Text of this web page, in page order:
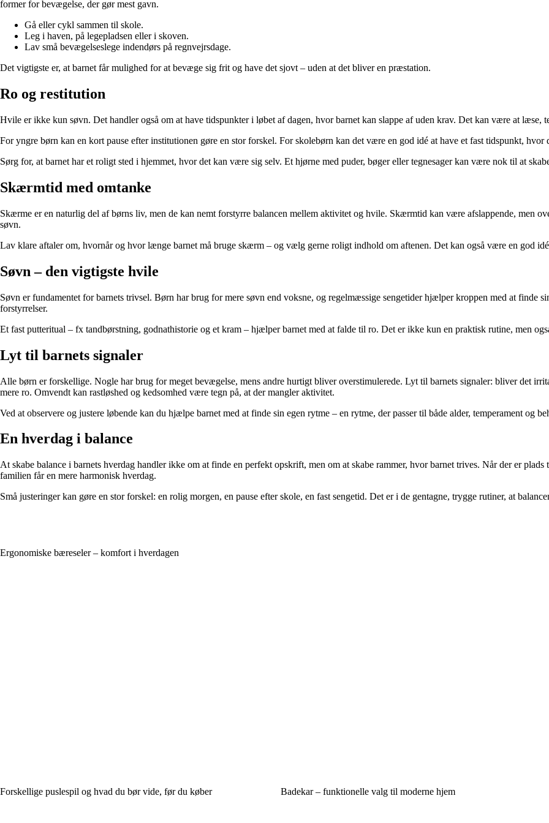
former for bevægelse, der gør mest gavn.
Gå eller cykl sammen til skole.
Leg i haven, på legepladsen eller i skoven.
Lav små bevægelseslege indendørs på regnvejrsdage.
Det vigtigste er, at barnet får mulighed for at bevæge sig frit og have det sjovt – uden at det bliver en præstation.
Ro og restitution
Hvile er ikke kun søvn. Det handler også om at have tidspunkter i løbet af dagen, hvor barnet kan slappe af uden krav. Det kan være at læse,
For yngre børn kan en kort pause efter institutionen gøre en stor forskel. For skolebørn kan det være en god idé at have et fast tidspunkt,
Sørg for, at barnet har et roligt sted i hjemmet, hvor det kan være sig selv. Et hjørne med puder, bøger eller tegnesager kan være nok til at
Skærmtid med omtanke
Skærme er en naturlig del af børns liv, men de kan nemt forstyrre balancen mellem aktivitet og hvile. Skærmtid kan være afslappende, men
søvn.
Lav klare aftaler om, hvornår og hvor længe barnet må bruge skærm – og vælg gerne roligt indhold om aftenen. Det kan også være en god
Søvn – den vigtigste hvile
Søvn er fundamentet for barnets trivsel. Børn har brug for mere søvn end voksne, og regelmæssige sengetider hjælper kroppen med at
forstyrrelser.
Et fast putteritual – fx tandbørstning, godnathistorie og et kram – hjælper barnet med at falde til ro. Det er ikke kun en praktisk rutine, men
Lyt til barnets signaler
Alle børn er forskellige. Nogle har brug for meget bevægelse, mens andre hurtigt bliver overstimulerede. Lyt til barnets signaler: bliver det
mere ro. Omvendt kan rastløshed og kedsomhed være tegn på, at der mangler aktivitet.
Ved at observere og justere løbende kan du hjælpe barnet med at finde sin egen rytme – en rytme, der passer til både alder, temperament og
En hverdag i balance
At skabe balance i barnets hverdag handler ikke om at finde en perfekt opskrift, men om at skabe rammer, hvor barnet trives. Når der er
familien får en mere harmonisk hverdag.
Små justeringer kan gøre en stor forskel: en rolig morgen, en pause efter skole, en fast sengetid. Det er i de gentagne, trygge rutiner, at
Ergonomiske bæreseler – komfort i hverdagen
Forskellige puslespil og hvad du bør vide, før du køber Badekar – funktionelle valg til moderne hjem